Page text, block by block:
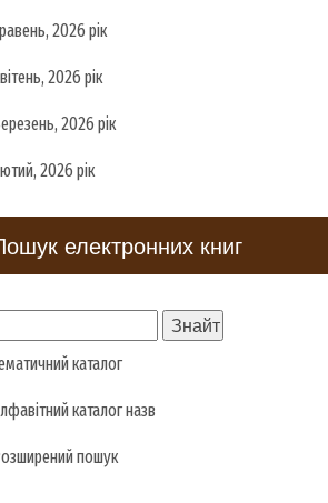
2026 рік
2026 рік
2026 рік
2026 рік
електронних книг
каталог
каталог назв
пошук